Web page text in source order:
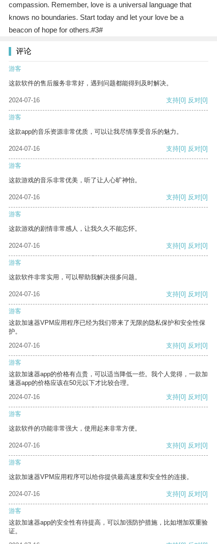
compassion. Remember, love is a universal language that
knows no boundaries. Start today and let your love be a
beacon of hope for others.#3#
评论
游客
这款软件的售后服务非常好，遇到问题都能得到及时解决。
2024-07-16 支持[0] 反对[0]
游客
这款app的音乐资源非常优质，可以让我尽情享受音乐的魅力。
2024-07-16 支持[0] 反对[0]
游客
这款游戏的音乐非常优美，听了让人心旷神怡。
2024-07-16 支持[0] 反对[0]
游客
这款游戏的剧情非常感人，让我久久不能忘怀。
2024-07-16 支持[0] 反对[0]
游客
这款软件非常实用，可以帮助我解决很多问题。
2024-07-16 支持[0] 反对[0]
游客
这款加速器VPM应用程序已经为我们带来了无限的隐私保护和安全性保
护。
2024-07-16
支持[0] 反对[0]
游客
这款加速器app的价格有点贵，可以适当降低一些。我个人觉得，一款加
速器app的价格应该在50元以下才比较合理。
2024-07-16
支持[0] 反对[0]
游客
这款软件的功能非常强大，使用起来非常方便。
2024-07-16 支持[0] 反对[0]
游客
这款加速器VPM应用程序可以给你提供最高速度和安全性的连接。
2024-07-16 支持[0] 反对[0]
游客
这款加速器app的安全性有待提高，可以加强防护措施，比如增加双重验
证。